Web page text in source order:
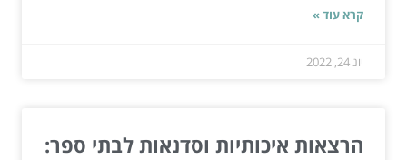
קרא עוד »
יונ 24, 2022
הרצאות איכותיות וסדנאות לבתי ספר: